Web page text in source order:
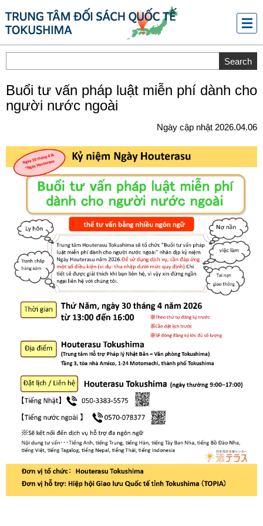
ュー
Buổi tư vấn pháp luật miễn phí dành cho
người nước ngoài
Ngày cập nhật 2026.04.06